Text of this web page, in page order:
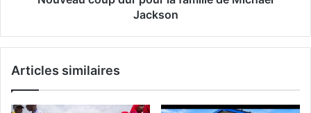
Jackson
Articles similaires